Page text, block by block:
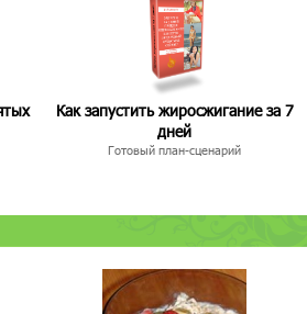
Как запустить жиросжигание за 7
дней
Готовый план-сценарий